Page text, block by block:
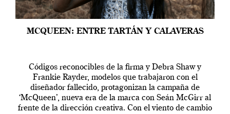
MCQUEEN: ENTRE TARTÁN Y CALAVERAS
Códigos reconocibles de la firma y Debra Shaw y
Frankie Rayder, modelos que trabajaron con el
diseñador fallecido, protagonizan la campaña de
‘McQueen’, nueva era de la marca con Seán McGirr al
frente de la dirección creativa. Con el viento de cambio